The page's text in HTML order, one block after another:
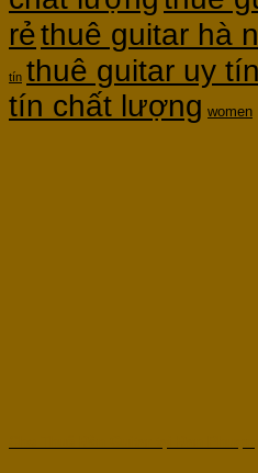
rẻthuê guitar hà
tín thuê guitar uy tín
tín chất lượng women